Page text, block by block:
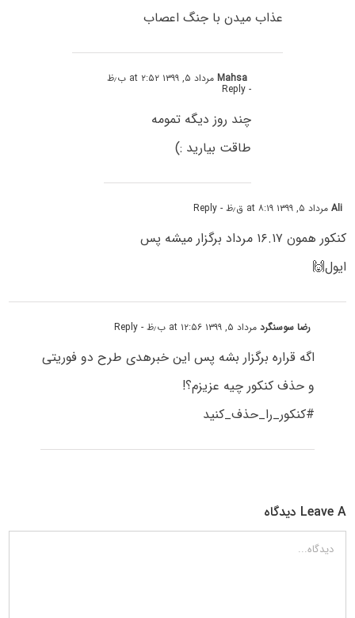
عذاب میدن با جنگ اعصاب
Mahsaمرداد ۵, ۱۳۹۹ at ۲:۵۲ ب٫ظ
- Reply
چند روز دیگه تمومه
طاقت بیارید :)
Aliمرداد ۵, ۱۳۹۹ at ۸:۱۹ ق٫ظ - Reply
کنکور همون ۱۶.۱۷ مرداد برگزار میشه پس
ایول🙌
رضا سوسنگردمرداد ۵, ۱۳۹۹ at ۱۲:۵۶ ب٫ظ - Reply
اگه قراره برگزار بشه پس این خبرهدی طرح دو فوریتی
و حذف کنکور چیه عزیزم؟!
#کنکور_را_حذف_کنید
Leave A دیدگاه
دیدگاه